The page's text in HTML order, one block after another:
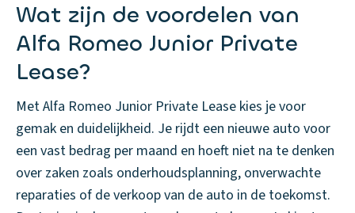
Wat zijn de voordelen van
Alfa Romeo Junior Private
Lease?
Met Alfa Romeo Junior Private Lease kies je voor
gemak en duidelijkheid. Je rijdt een nieuwe auto voor
een vast bedrag per maand en hoeft niet na te denken
over zaken zoals onderhoudsplanning, onverwachte
reparaties of de verkoop van de auto in de toekomst.